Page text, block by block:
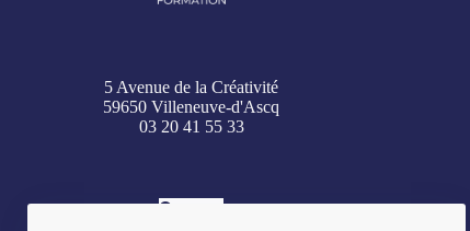
5 Avenue de la Créativité
59650 Villeneuve-d'Ascq
03 20 41 55 33
Contact